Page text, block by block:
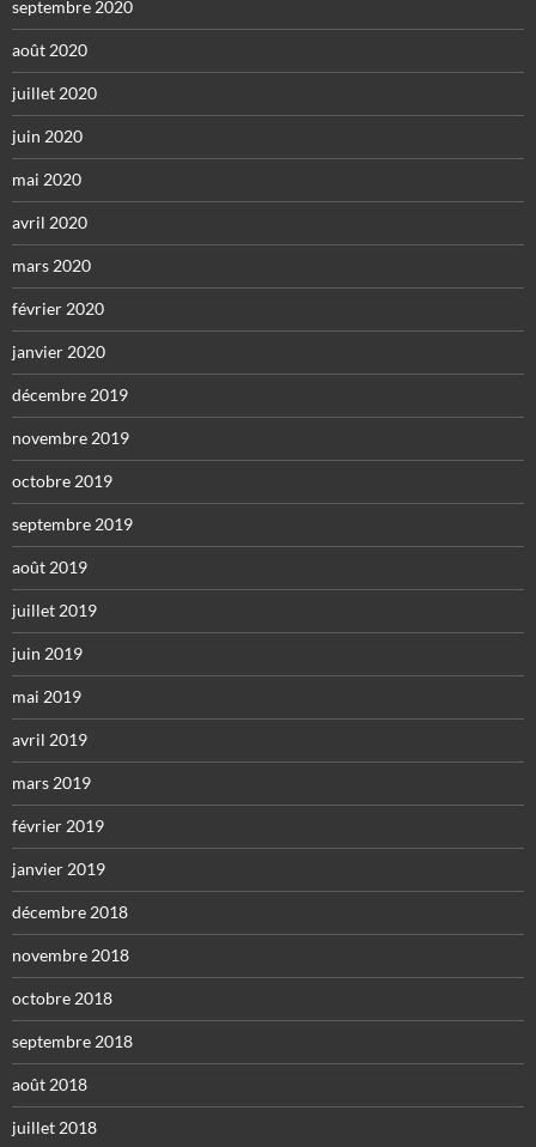
septembre 2020
août 2020
juillet 2020
juin 2020
mai 2020
avril 2020
mars 2020
février 2020
janvier 2020
décembre 2019
novembre 2019
octobre 2019
septembre 2019
août 2019
juillet 2019
juin 2019
mai 2019
avril 2019
mars 2019
février 2019
janvier 2019
décembre 2018
novembre 2018
octobre 2018
septembre 2018
août 2018
juillet 2018